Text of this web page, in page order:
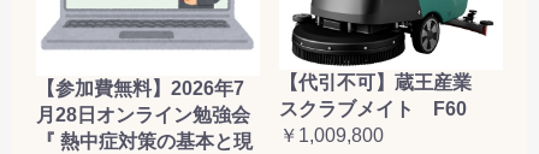
【参加費無料】2026年7
月28日オンライン勉強会
『 熱中症対策の基本と現
【代引不可】蔵王産業
スクラブメイト F60
￥1,009,800